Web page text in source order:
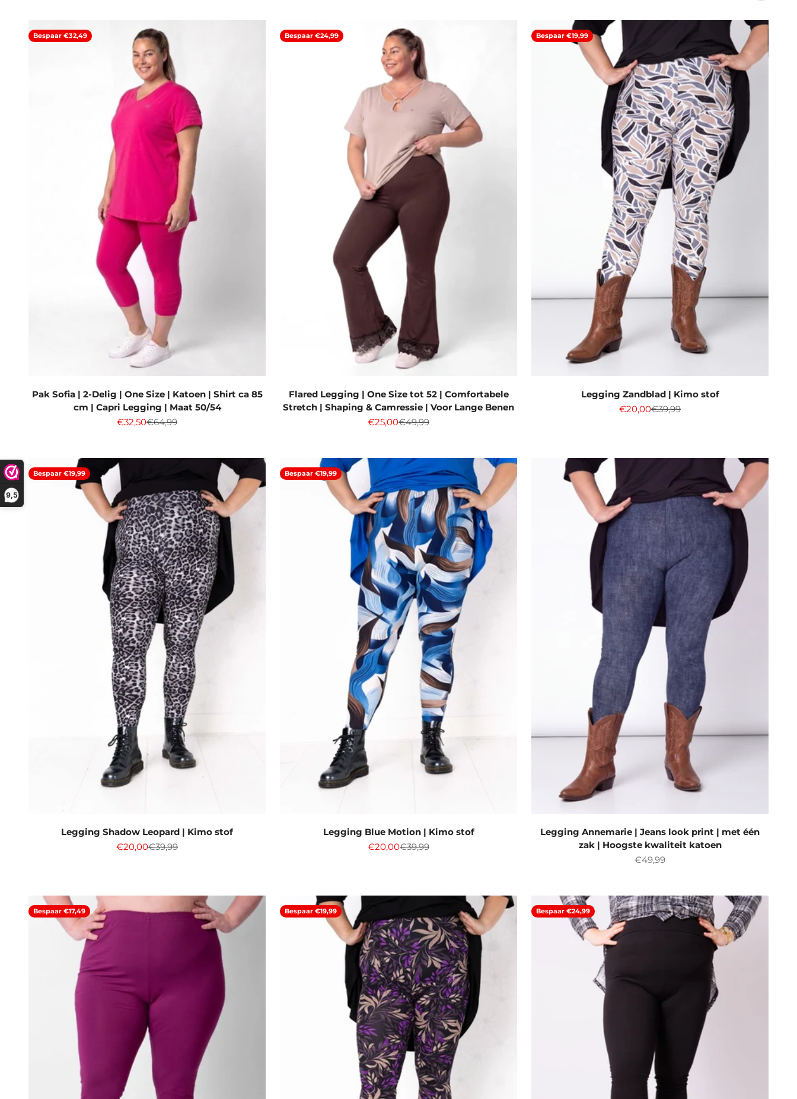
9,5
Bespaar €32,49
Pak Sofia | 2-Delig | One Size | Katoen | Shirt ca 85
cm | Capri Legging | Maat 50/54
Aanbiedingsprijs
€32,50Normale prijs
€64,99
Bespaar €24,99
Flared Legging | One Size tot 52 | Comfortabele
Stretch | Shaping & Camressie | Voor Lange Benen
Aanbiedingsprijs
€25,00Normale prijs
€49,99
Bespaar €19,99
Legging Zandblad | Kimo stof
Aanbiedingsprijs
€20,00Normale prijs
€39,99
Bespaar €19,99
Legging Shadow Leopard | Kimo stof
Aanbiedingsprijs
€20,00Normale prijs
€39,99
Bespaar €19,99
Legging Blue Motion | Kimo stof
Aanbiedingsprijs
€20,00Normale prijs
€39,99
Legging Annemarie | Jeans look print | met één
zak | Hoogste kwaliteit katoen
Aanbiedingsprijs
€49,99
Bespaar €17,49 Bespaar €19,99 Bespaar €24,99